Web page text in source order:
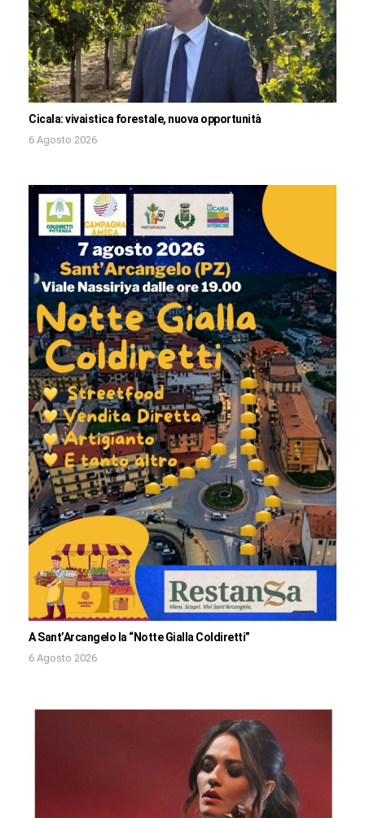
Cicala: vivaistica forestale, nuova opportunità
6 Agosto 2026
A Sant’Arcangelo la “Notte Gialla Coldiretti”
6 Agosto 2026